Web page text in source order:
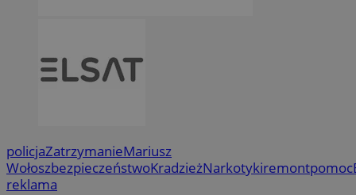
policjaZatrzymanieMariusz
WołoszbezpieczeństwoKradzieżNarkotykiremontpomoc
reklama